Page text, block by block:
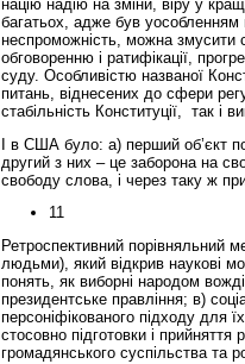
націю надію на зміни, віру у
багатьох, адже був уособленням
неспроможність, можна змусити
обговоренню і ратифікації,
суду. Особливістю названої
питань, віднесених до сфери
стабільність Конституції, так і
І в США було: а) перший об’єкт
другий з них – це заборона на
свободу слова, і через таку ж
11
Ретроспективний порівняльний
людьми), який відкрив наукові
понять, як виборні народом
президентське правління; в)
персоніфікованого підходу для
стосовно підготовки і
громадянського суспільства та